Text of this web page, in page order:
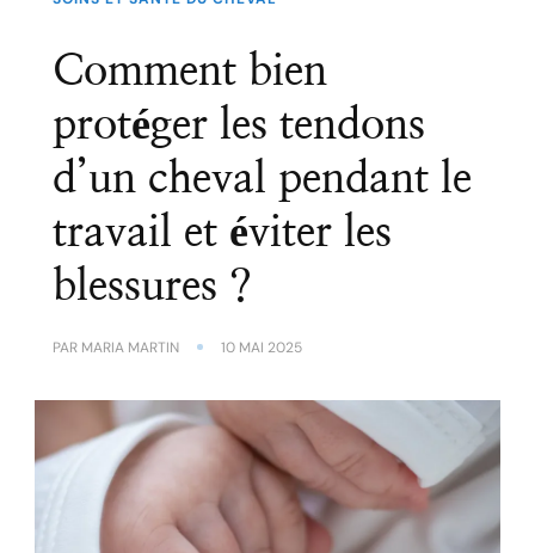
Comment bien
protéger les tendons
d’un cheval pendant le
travail et éviter les
blessures ?
PAR MARIA MARTIN 10 MAI 2025